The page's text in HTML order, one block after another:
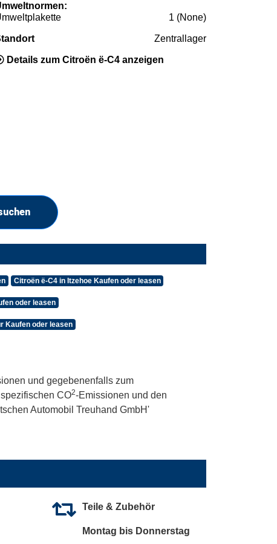
1 (None)
Zentrallager
Details zum Citroën ë-C4 anzeigen
Citroën ë-C4 in Itzehoe Kaufen oder leasen
oder leasen
Kaufen oder leasen
und gegebenenfalls zum
CO2-Emissionen und den
Automobil Treuhand GmbH'
Teile & Zubehör
Montag bis Donnerstag